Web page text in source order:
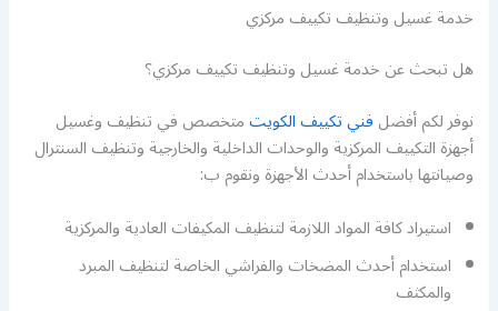
خدمة غسيل وتنظيف تكييف مركزي
هل تبحث عن خدمة غسيل وتنظيف تكييف مركزي؟
نوفر لكم أفضلفني تكييف الكويتمتخصص في تنظيف وغسيل
أجهزة التكييف المركزية والوحدات الداخلية والخارجية وتنظيف السنترال
وصيانتها باستخدام أحدث الأجهزة ونقوم ب:
استيراد كافة المواد اللازمة لتنظيف المكيفات العادية والمركزية
استخدام أحدث المضخات والفراشي الخاصة لتنظيف المبرد
والمكثف